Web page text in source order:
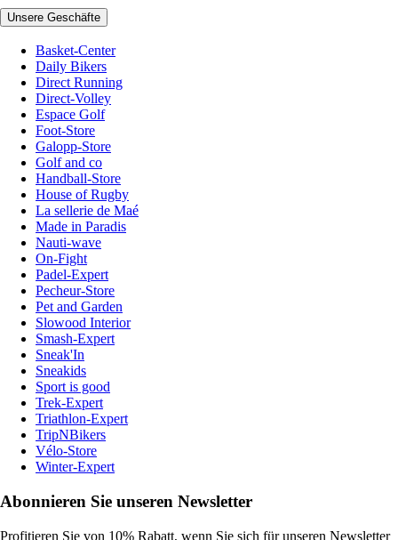
Unsere Geschäfte
Basket-Center
Daily Bikers
Direct Running
Direct-Volley
Espace Golf
Foot-Store
Galopp-Store
Golf and co
Handball-Store
House of Rugby
La sellerie de Maé
Made in Paradis
Nauti-wave
On-Fight
Padel-Expert
Pecheur-Store
Pet and Garden
Slowood Interior
Smash-Expert
Sneak'In
Sneakids
Sport is good
Trek-Expert
Triathlon-Expert
TripNBikers
Vélo-Store
Winter-Expert
Abonnieren Sie unseren Newsletter
Profitieren Sie von 10% Rabatt, wenn Sie sich für unseren Newsletter